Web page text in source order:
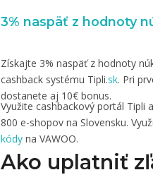
Získajte 3% naspäť z hodnoty
cashback systému Tipli.sk. Pri
dostanete aj 10€ bonus.
Využite cashbackový portál Tipli
800 e-shopov na Slovensku.
kódy na VAWOO.
Ako uplatniť